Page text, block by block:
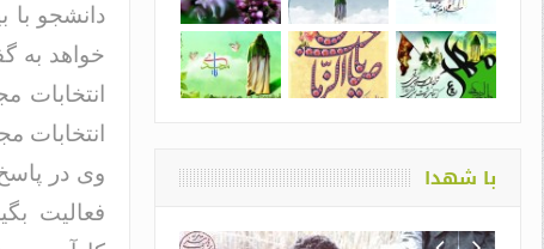
دانشجو
خواهد به
انتخابات
وی در
فعالیت
با شهدا